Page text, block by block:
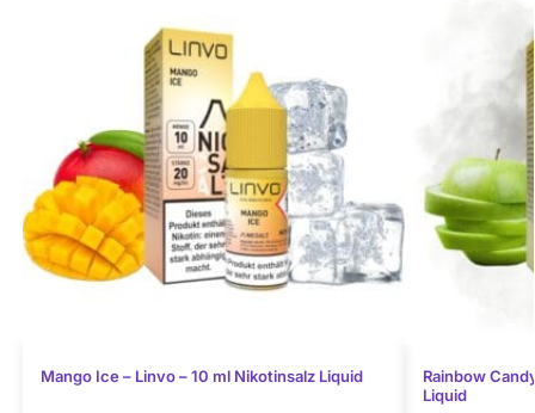
Mango Ice – Linvo – 10 ml Nikotinsalz Liquid
Rainbow
Liquid